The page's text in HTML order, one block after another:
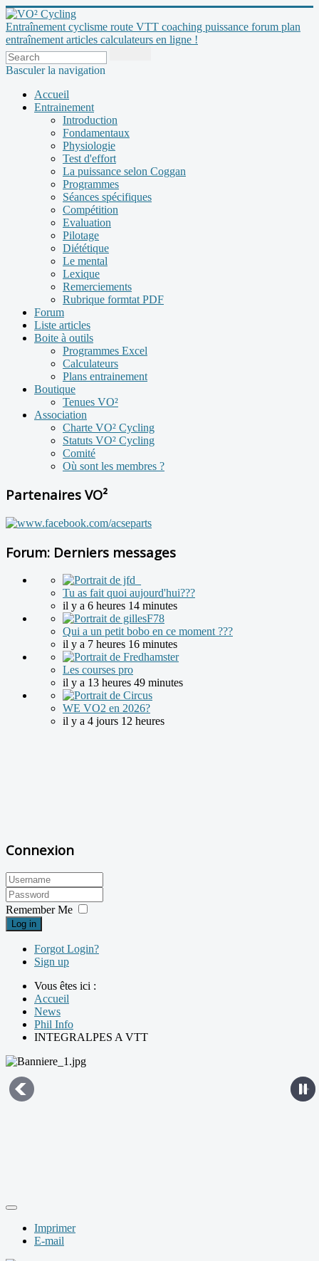
Entraînement cyclisme route VTT coaching puissance forum plan
entraînement articles calculateurs en ligne !
Basculer la navigation
Accueil
Entrainement
Introduction
Fondamentaux
Physiologie
Test d'effort
La puissance selon Coggan
Programmes
Séances spécifiques
Compétition
Evaluation
Pilotage
Diététique
Le mental
Lexique
Remerciements
Rubrique formtat PDF
Forum
Liste articles
Boite à outils
Programmes Excel
Calculateurs
Plans entrainement
Boutique
Tenues VO²
Association
Charte VO² Cycling
Statuts VO² Cycling
Comité
Où sont les membres ?
Partenaires VO²
Forum: Derniers messages
Tu as fait quoi aujourd'hui???
il y a 6 heures 14 minutes
Qui a un petit bobo en ce moment ???
il y a 7 heures 16 minutes
Les courses pro
il y a 13 heures 49 minutes
WE VO2 en 2026?
il y a 4 jours 12 heures
Connexion
Remember Me
Log in
Forgot Login?
Sign up
Vous êtes ici :
Accueil
News
Phil Info
INTEGRALPES A VTT
Imprimer
E-mail